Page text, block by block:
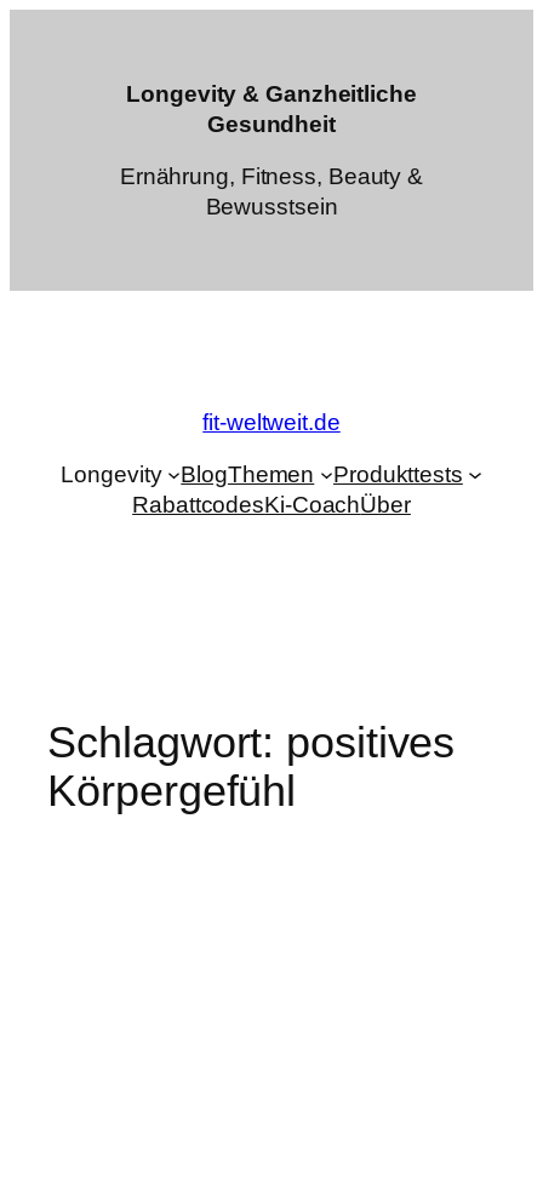
Longevity & Ganzheitliche
Gesundheit
Ernährung, Fitness, Beauty &
Bewusstsein
fit-weltweit.de
Longevity BlogThemen
Produkttests
RabattcodesKi-CoachÜber
Schlagwort: positives
Körpergefühl